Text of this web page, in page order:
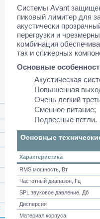
Системы Avant
пиковый лимитер для
акустически
перегрузки и
комбинация
так и спикерных
Основные
Акустическая
Повышенная
Очень легкий
Сменное питание;
Подвесные петли.
Основные
Характеристика
RMS мощность, Вт
Частотный диапазон, Гц
SPL звуковое давление, Дб
Дисперсия
Материал корпуса